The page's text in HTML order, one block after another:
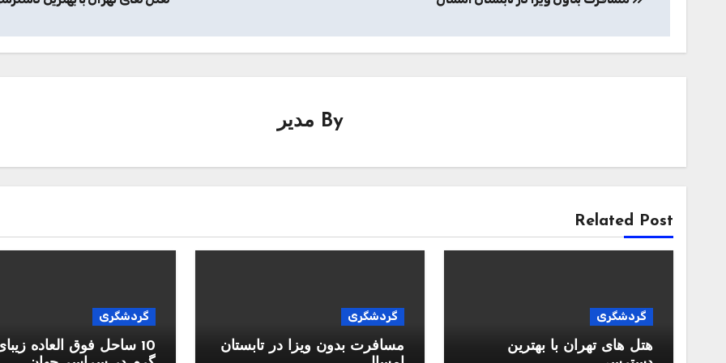
نوشته
By مدیر
Related Post
گردشگری
هتل‌ های تهران با بهترین
گردشگری
مسافرت بدون ویزا در تابستان
گردشگری
10 ساحل فوق العاده